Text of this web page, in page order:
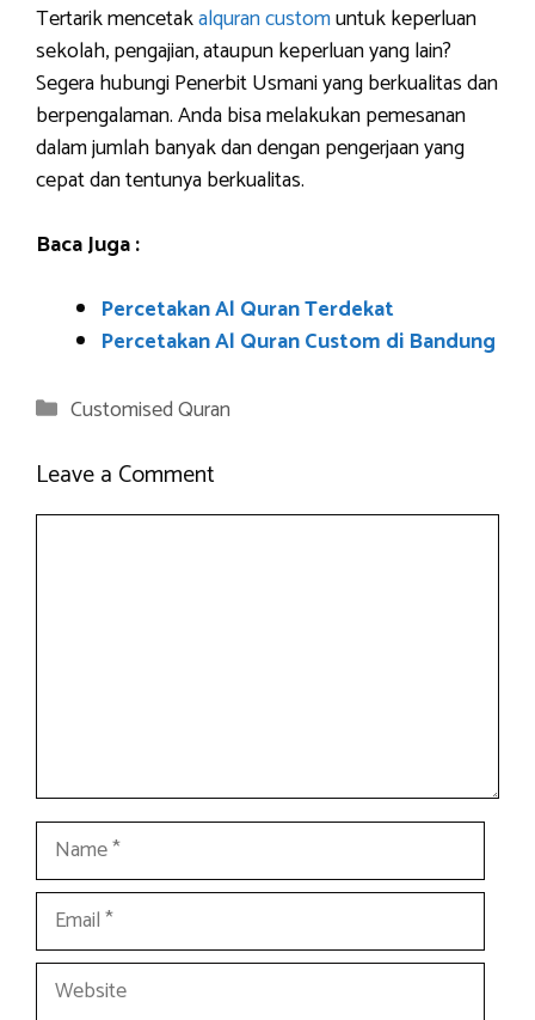
Tertarik mencetakalquran customuntuk keperluan
sekolah, pengajian, ataupun keperluan yang lain?
Segera hubungi Penerbit Usmani yang berkualitas dan
berpengalaman. Anda bisa melakukan pemesanan
dalam jumlah banyak dan dengan pengerjaan yang
cepat dan tentunya berkualitas.
Baca Juga :
Percetakan Al Quran Terdekat
Percetakan Al Quran Custom di Bandung
Categories
Customised Quran
Leave a Comment
Name
Email
Website